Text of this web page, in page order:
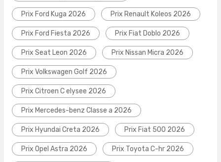
Prix Ford Kuga 2026 Prix Renault Koleos 2026
Prix Ford Fiesta 2026 Prix Fiat Doblo 2026
Prix Seat Leon 2026 Prix Nissan Micra 2026
Prix Volkswagen Golf 2026
Prix Citroen C elysee 2026
Prix Mercedes-benz Classe a 2026
Prix Hyundai Creta 2026 Prix Fiat 500 2026
Prix Opel Astra 2026 Prix Toyota C-hr 2026